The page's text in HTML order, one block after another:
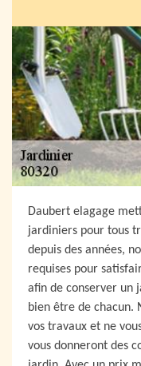
Daubert elagage
jardiniers pour tous
depuis des années,
requises pour
afin de conserver un
bien être de chacun.
vos travaux et ne
vous donneront des